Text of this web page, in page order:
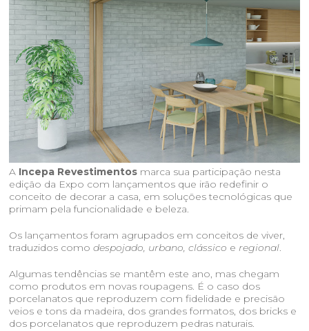
A Incepa Revestimentos marca sua participação nesta
edição da Expo com lançamentos que irão redefinir o
conceito de decorar a casa, em soluções tecnológicas que
primam pela funcionalidade e beleza.
Os lançamentos foram agrupados em conceitos de viver,
traduzidos comodespojado, urbano, clássico e regional.
Algumas tendências se mantêm este ano, mas chegam
como produtos em novas roupagens. É o caso dos
porcelanatos que reproduzem com fidelidade e precisão
veios e tons da madeira, dos grandes formatos, dos bricks e
dos porcelanatos que reproduzem pedras naturais.